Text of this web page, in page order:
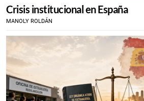
Crisis institucional en España
MANOLY ROLDÁN